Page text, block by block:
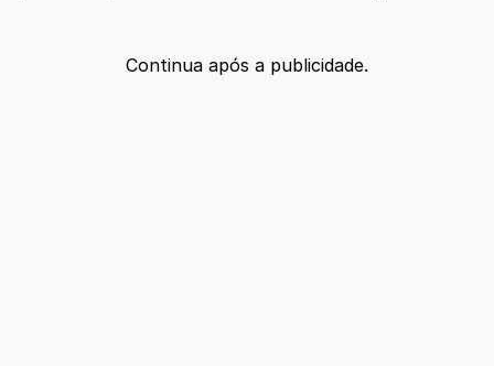
Continua após a publicidade.